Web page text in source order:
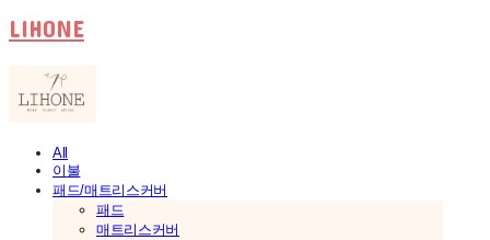
LIHONE
All
이불
패드/매트리스커버
패드
매트리스커버